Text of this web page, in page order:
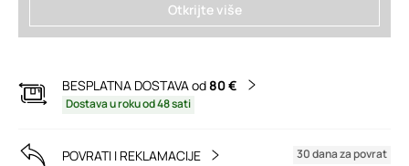
Otkrijte više
BESPLATNA DOSTAVA od80 €
Dostava u roku od 48 sati
POVRATI I REKLAMACIJE 30 dana za povrat